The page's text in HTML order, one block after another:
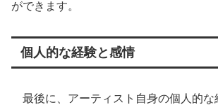
ができます。
個人的な経験と感情
最後に、アーティスト自身の個人的な